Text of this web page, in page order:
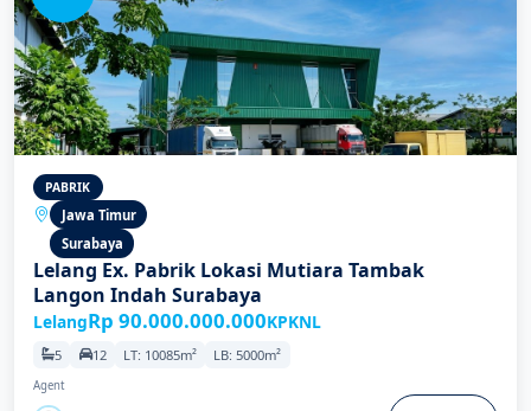
PABRIK
Jawa Timur
Surabaya
Lelang Ex. Pabrik Lokasi Mutiara Tambak
Langon Indah Surabaya
LelangRp 90.000.000.000KPKNL
5 12 LT: 10085m² LB: 5000m²
Agent